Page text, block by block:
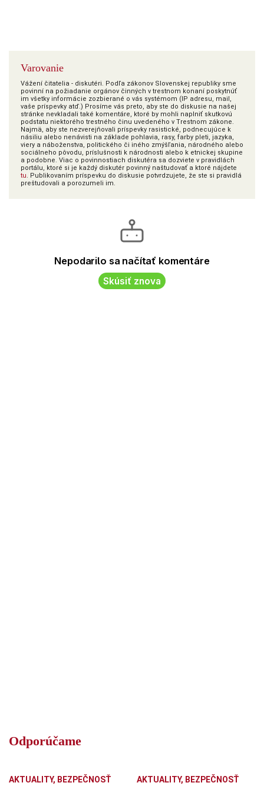
Varovanie
Vážení čitatelia - diskutéri. Podľa zákonov Slovenskej republiky sme
povinní na požiadanie orgánov činných v trestnom konaní poskytnúť
im všetky informácie zozbierané o vás systémom (IP adresu, mail,
vaše príspevky atď.) Prosíme vás preto, aby ste do diskusie na našej
stránke nevkladali také komentáre, ktoré by mohli naplniť skutkovú
podstatu niektorého trestného činu uvedeného v Trestnom zákone.
Najmä, aby ste nezverejňovali príspevky rasistické, podnecujúce k
násiliu alebo nenávisti na základe pohlavia, rasy, farby pleti, jazyka,
viery a náboženstva, politického či iného zmýšľania, národného alebo
sociálneho pôvodu, príslušnosti k národnosti alebo k etnickej skupine
a podobne. Viac o povinnostiach diskutéra sa dozviete v pravidlách
portálu, ktoré si je každý diskutér povinný naštudovať a ktoré nájdete
tu. Publikovaním príspevku do diskusie potvrdzujete, že ste si pravidlá
preštudovali a porozumeli im.
Odporúčame
AKTUALITY, BEZPEČNOSŤ AKTUALITY, BEZPEČNOSŤ